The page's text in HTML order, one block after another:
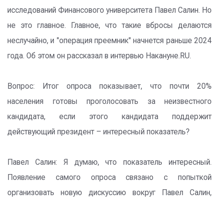
исследований Финансового университета Павел Салин. Но
не это главное. Главное, что такие вбросы делаются
неслучайно, и "операция преемник" начнется раньше 2024
года. Об этом он рассказал в интервью Накануне.RU.
Вопрос: Итог опроса показывает, что почти 20%
населения готовы проголосовать за неизвестного
кандидата, если этого кандидата поддержит
действующий президент – интересный показатель?
Павел Салин: Я думаю, что показатель интересный.
Появление самого опроса связано с попыткой
организовать новую дискуссию вокруг Павел Салин,